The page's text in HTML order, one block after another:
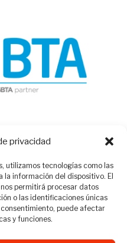
privacidad
utilizamos tecnologías como las
la información del dispositivo. El
permitirá procesar datos
o las identificaciones únicas
puede afectar
y funciones.